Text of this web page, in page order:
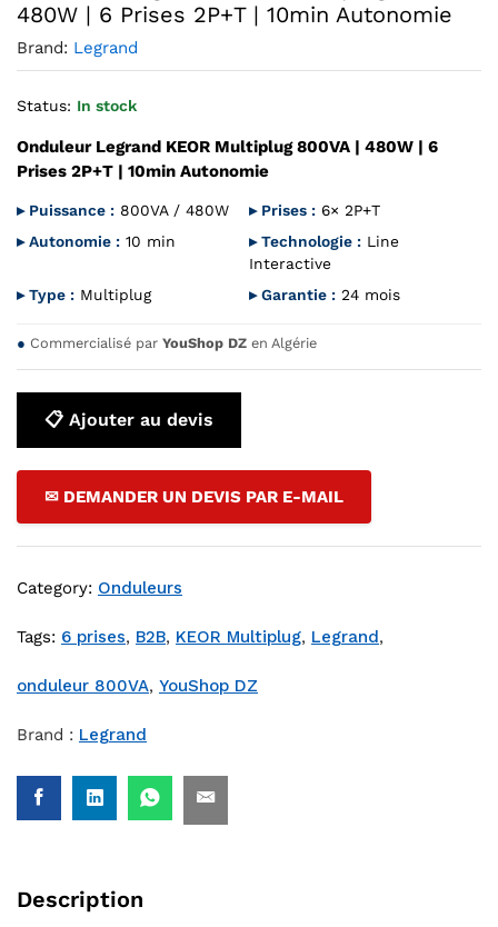
480W | 6 Prises 2P+T | 10min Autonomie
Brand: Legrand
Status: In stock
Onduleur Legrand KEOR Multiplug 800VA | 480W | 6
Prises 2P+T | 10min Autonomie
▸ Puissance : 800VA / 480W ▸ Prises : 6× 2P+T
▸ Autonomie : 10 min ▸ Technologie : Line
Interactive
▸ Type : Multiplug ▸ Garantie : 24 mois
● Commercialisé par YouShop DZ en Algérie
📋 Ajouter au devis
✉ DEMANDER UN DEVIS PAR E-MAIL
Category: Onduleurs
Tags: 6 prises, B2B, KEOR Multiplug, Legrand,
onduleur 800VA, YouShop DZ
Brand : Legrand
Description